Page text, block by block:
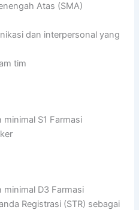
Atas (SMA)
dan interpersonal yang
tim
S1 Farmasi
minimal D3 Farmasi
Registrasi (STR) sebagai